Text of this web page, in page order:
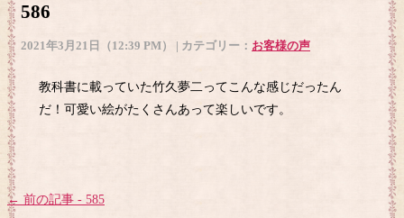
586
2021年3月21日（12:39 PM） | カテゴリー： お客様の声
教科書に載っていた竹久夢二ってこんな感じだったん
だ！可愛い絵がたくさんあって楽しいです。
← 前の記事 - 585